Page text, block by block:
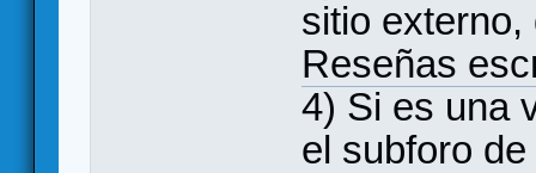
sitio
Reseñas
4) Si es una
el subforo de